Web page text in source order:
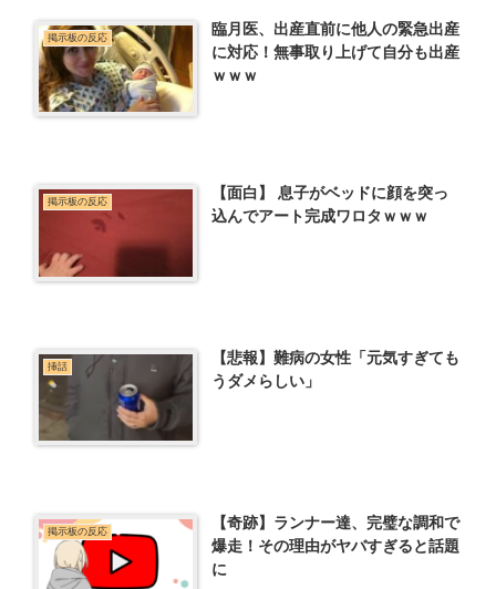
掲示板の反応
臨月医、出産直前に他人の緊急出産
に対応！無事取り上げて自分も出産
ｗｗｗ
掲示板の反応
【面白】 息子がベッドに顔を突っ
込んでアート完成ワロタｗｗｗ
挿話
【悲報】難病の女性「元気すぎても
うダメらしい」
掲示板の反応
【奇跡】ランナー達、完璧な調和で
爆走！その理由がヤバすぎると話題
に